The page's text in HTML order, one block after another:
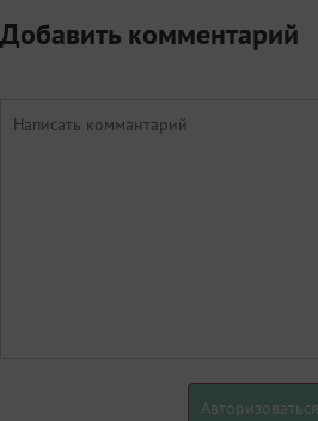
Добавить комментарий
Авторизоваться